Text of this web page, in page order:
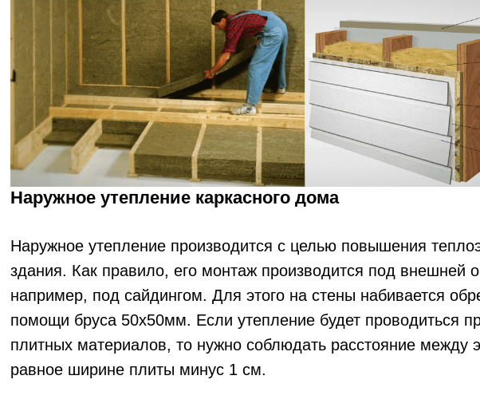
Наружное утепление каркасного дома
Наружное утепление производится с целью повышения
здания. Как правило, его монтаж производится под внешней
например, под сайдингом. Для этого на стены набивается
помощи бруса 50х50мм. Если утепление будет проводиться
плитных материалов, то нужно соблюдать расстояние между
равное ширине плиты минус 1 см.